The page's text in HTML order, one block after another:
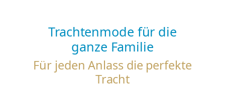
Trachtenmode für die
ganze Familie
Für jeden Anlass die perfekte
Tracht